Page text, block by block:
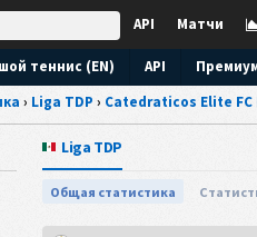
Матчи
API
теннис (EN) API
› Liga TDP › Catedraticos Elite FC
Liga TDP
Общая статистика